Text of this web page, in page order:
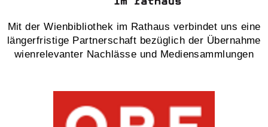
Mit der Wienbibliothek im Rathaus verbindet uns eine
längerfristige Partnerschaft bezüglich der Übernahme
wienrelevanter Nachlässe und Mediensammlungen